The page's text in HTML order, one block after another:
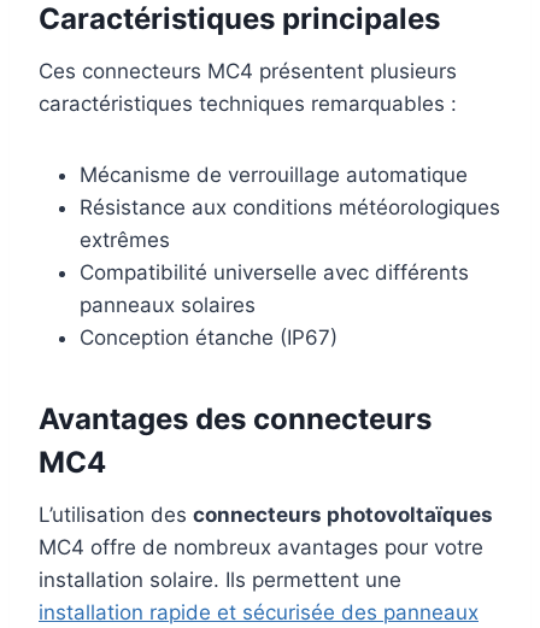
Caractéristiques principales
Ces connecteurs MC4 présentent plusieurs
caractéristiques techniques remarquables :
Mécanisme de verrouillage automatique
Résistance aux conditions météorologiques
extrêmes
Compatibilité universelle avec différents
panneaux solaires
Conception étanche (IP67)
Avantages des connecteurs
MC4
L’utilisation des connecteurs photovoltaïques
MC4 offre de nombreux avantages pour votre
installation solaire. Ils permettent une
installation rapide et sécurisée des panneaux